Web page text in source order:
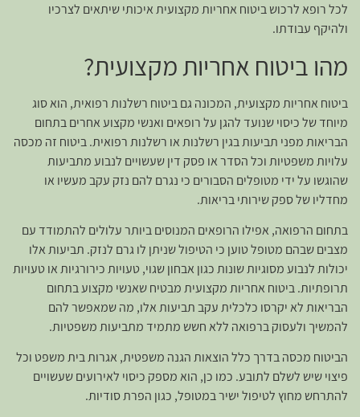
לכל רופא לרכוש ביטוח אחריות מקצועית איכותי שיתאים לצרכיו
ולהיקף עבודתו.
מהו ביטוח אחריות מקצועית?
ביטוח אחריות מקצועית, המכונה גם ביטוח רשלנות רפואית, הוא סוג
מיוחד של כיסוי שנועד להגן על רופאים ואנשי מקצוע אחרים בתחום
הבריאות מפני תביעות בגין רשלנות או רשלנות רפואית. ביטוח זה מכסה
עלויות משפטיות וכל הסדר או פסק דין שעשויים לנבוע מתביעות
שהוגשו על ידי מטופלים הסבורים כי נגרם להם נזק עקב מעשיו או
מחדליו של ספק שירותי בריאות.
בתחום הרפואה, אפילו הרופאים המנוסים ביותר עלולים להתמודד עם
מצבים שבהם מטופל טוען כי הטיפול שניתן לו גרם לנזק. תביעות אלו
יכולות לנבוע מסוגיות שונות כגון אבחון שגוי, טעויות כירורגיות או טעויות
תרופתיות. ביטוח אחריות מקצועית מבטיח שאנשי מקצוע בתחום
הבריאות לא יקרסו כלכלית עקב תביעות אלו, מה שמאפשר להם
להמשיך ולעסוק ברפואה ללא חשש מתמיד מתביעות משפטיות.
הביטוח מכסה בדרך כלל הוצאות הגנה משפטית, אגרות בית משפט וכל
פיצוי שיש לשלם לתובע. כמו כן, הוא מספק כיסוי לאירועים שעשויים
להתרחש מחוץ לטיפול ישיר במטופל, כגון הפרת סודיות.